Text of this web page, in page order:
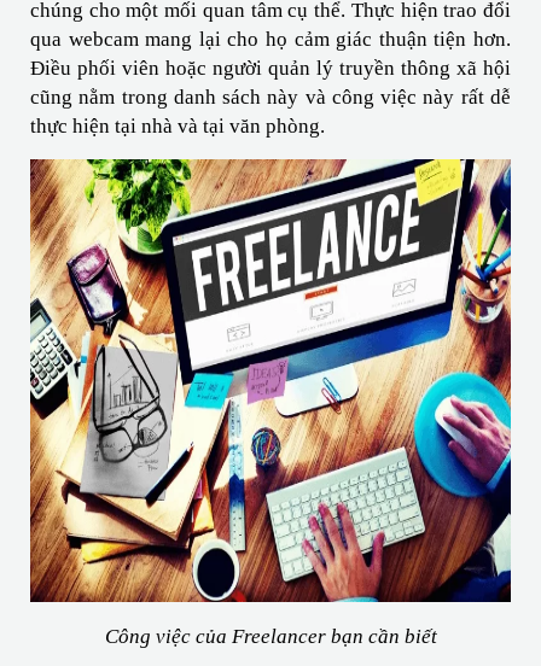
chúng cho một mối quan tâm cụ thể. Thực hiện trao đổi
qua webcam mang lại cho họ cảm giác thuận tiện hơn.
Điều phối viên hoặc người quản lý truyền thông xã hội
cũng nằm trong danh sách này và công việc này rất dễ
thực hiện tại nhà và tại văn phòng.
Công việc của Freelancer bạn cần biết